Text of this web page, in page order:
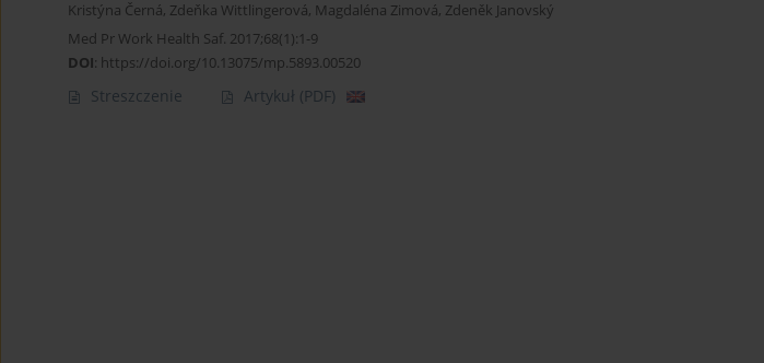
Kristýna Černá, Zdeňka Wittlingerová, Magdaléna Zimová, Zdeněk Janovský
Med Pr Work Health Saf. 2017;68(1):1-9
DOI: https://doi.org/10.13075/mp.5893.00520
Streszczenie Artykuł (PDF)